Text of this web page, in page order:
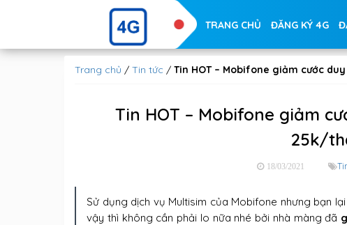
TRANG CHỦ ĐĂNG KÝ 4G
Trang chủ / Tin tức / Tin HOT – Mobifone giảm cước
Tin HOT – Mobifone giảm
25k/
18/03/2021
Sử dụng dịch vụ Multisim của Mobifone nhưng bạn
vậy thì không cần phải lo nữa nhé bởi nhà màng đã